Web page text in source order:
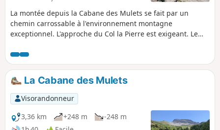
La montée depuis la Cabane des Mulets se fait par un
chemin carrossable à l'environnement montagne
exceptionnel. L'approche du Col la Pierre est exigeant. Le
descente en zone herbeuse entre deux pierriers, puis le
large alpage jusqu'à la Cabane des Mulets.
La Cabane des Mulets
Visorandonneur
3,36 km
+248 m
-248 m